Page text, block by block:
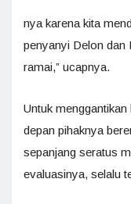
nya karena kita
penyanyi Delon dan
ramai,” ucapnya.
Untuk
depan pihaknya
sepanjang seratus
evaluasinya, selalu